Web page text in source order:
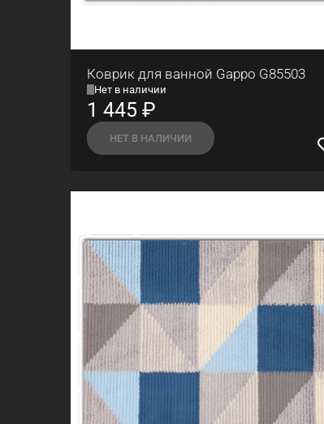
Коврик для ванной Gappo G85503
Нет в наличии
1 445 ₽
НЕТ В НАЛИЧИИ